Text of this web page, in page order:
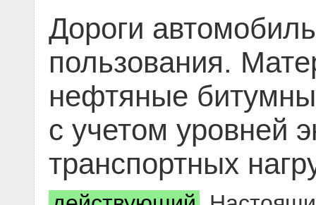
Дороги
пользования.
нефтяные
с учетом уровней
транспортных